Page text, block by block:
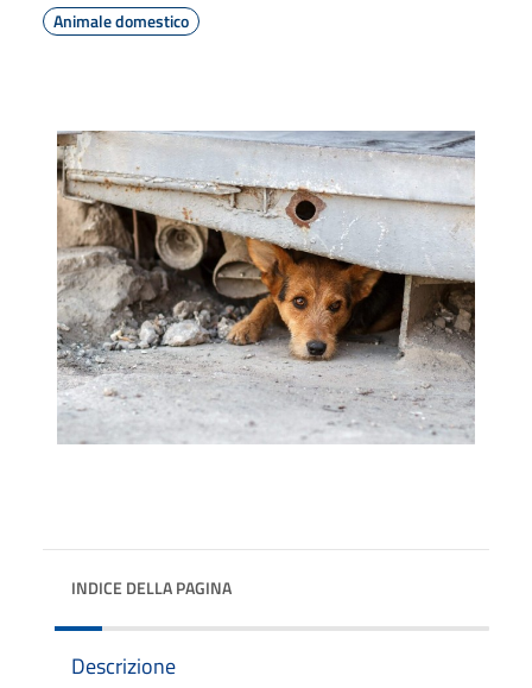
Animale domestico
INDICE DELLA PAGINA
Descrizione